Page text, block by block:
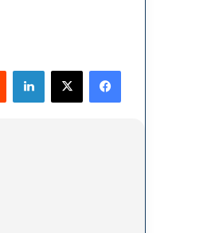
فيسبوك ‫X